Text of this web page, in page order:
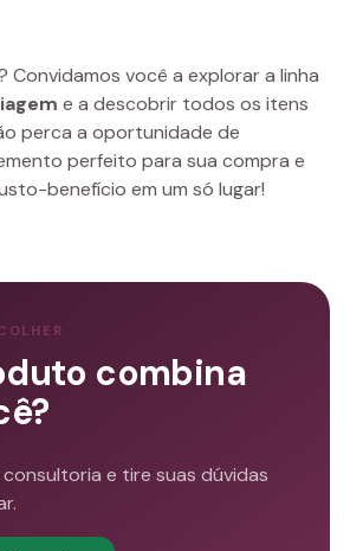
você a explorar a linha
e a descobrir todos os itens
perca a oportunidade de
perfeito para sua compra e
benefício em um só lugar!
combina
consultoria e tire suas dúvidas